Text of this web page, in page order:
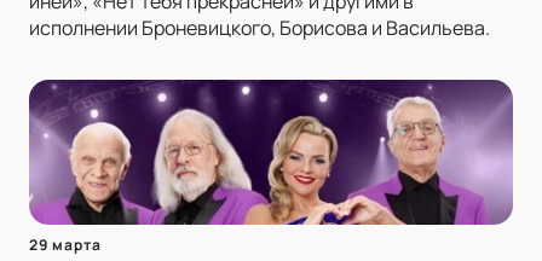
исполнении Броневицкого, Борисова и Васильева.
29 марта